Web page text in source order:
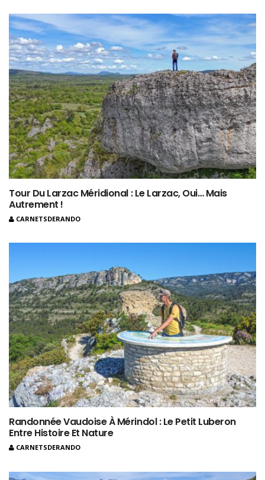
Tour Du Larzac Méridional : Le Larzac, Oui… Mais
Autrement !
CARNETSDERANDO
Randonnée Vaudoise À Mérindol : Le Petit Luberon
Entre Histoire Et Nature
CARNETSDERANDO